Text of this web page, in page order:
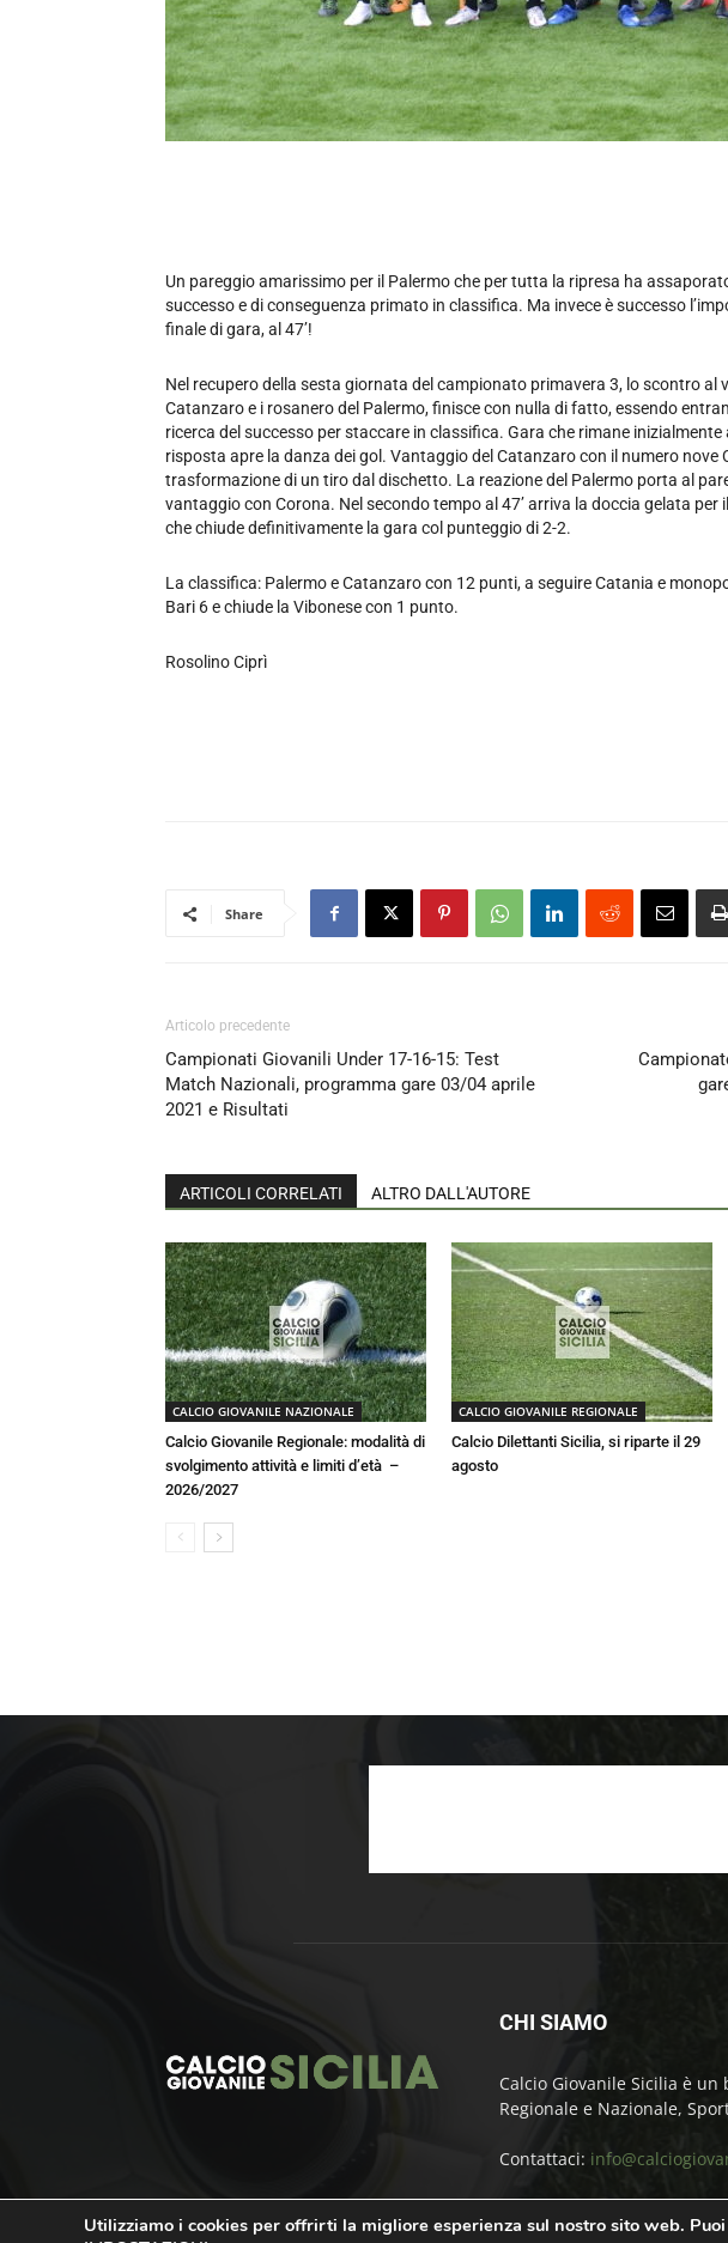
Un pareggio amarissimo per il Palermo che per tutta la ripresa ha
successo e di conseguenza primato in classifica. Ma invece è successo
finale di gara, al 47’!
Nel recupero della sesta giornata del campionato primavera 3, lo scontro al
Catanzaro e i rosanero del Palermo, finisce con nulla di fatto, essendo
ricerca del successo per staccare in classifica. Gara che rimane
risposta apre la danza dei gol. Vantaggio del Catanzaro con il numero nove
trasformazione di un tiro dal dischetto. La reazione del Palermo porta al
vantaggio con Corona. Nel secondo tempo al 47’ arriva la doccia gelata per
che chiude definitivamente la gara col punteggio di 2-2.
La classifica: Palermo e Catanzaro con 12 punti, a seguire Catania e
Bari 6 e chiude la Vibonese con 1 punto.
Rosolino Ciprì
Share
Articolo precedente
Campionati Giovanili Under 17-16-15: Test
Match Nazionali, programma gare 03/04 aprile
2021 e Risultati
ARTICOLI CORRELATI ALTRO DALL'AUTORE
CALCIO GIOVANILE NAZIONALE
Calcio Giovanile Regionale: modalità di
svolgimento attività e limiti d’età –
2026/2027
CALCIO GIOVANILE REGIONALE
Calcio Dilettanti Sicilia, si riparte il 29
agosto
CHI SIAMO
Calcio Giovanile Sicilia è
Regionale e Nazionale,
Contattaci:
Utilizziamo i cookies per offrirti la migliore esperienza sul nostro sito web.